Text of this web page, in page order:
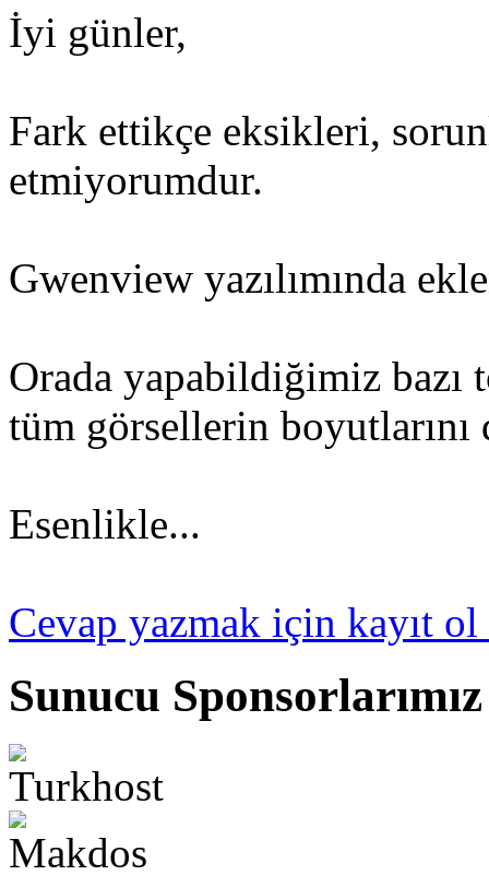
İyi günler,
Fark ettikçe eksikleri,
etmiyorumdur.
Gwenview yazılımında
Orada yapabildiğimiz
tüm görsellerin
Esenlikle...
Cevap yazmak için kayıt
Sunucu Sponsorlarımız